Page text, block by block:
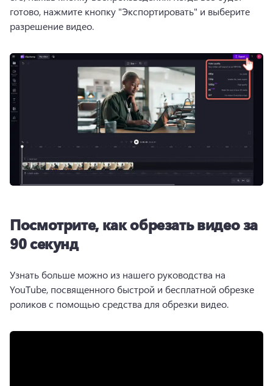
готово, нажмите кнопку "Экспортировать" и выберите
разрешение видео.
Посмотрите, как обрезать видео за
90 секунд
Узнать больше можно из нашего руководства на
YouTube, посвященного быстрой и бесплатной обрезке
роликов с помощью средства для обрезки видео.